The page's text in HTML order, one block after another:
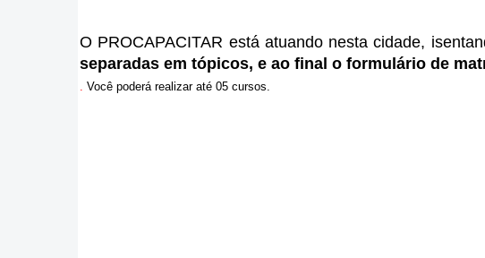
O PROCAPACITAR está atuando nesta cidade,
separadas em tópicos, e ao final o formulário de
. Você poderá realizar até 05 cursos.